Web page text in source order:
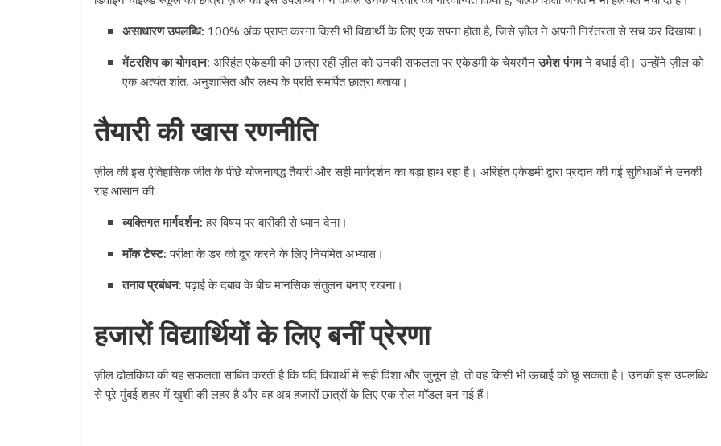
असाधारण उपलब्धि: 100% अंक प्राप्त करना किसी भी विद्यार्थी के लिए एक सपना होता है, जिसे ज़ील ने अपनी निरंतरता से सच कर दिखाया।
मेंटरशिप का योगदान: अरिहंत एकेडमी की छात्रा रहीं ज़ील को उनकी सफलता पर एकेडमी के चेयरमैनउमेश पंगमने बधाई दी। उन्होंने ज़ील को
एक अत्यंत शांत, अनुशासित और लक्ष्य के प्रति समर्पित छात्रा बताया।
तैयारी की खास रणनीति
ज़ील की इस ऐतिहासिक जीत के पीछे योजनाबद्ध तैयारी और सही मार्गदर्शन का बड़ा हाथ रहा है। अरिहंत एकेडमी द्वारा प्रदान की गई सुविधाओं ने उनकी
राह आसान की:
व्यक्तिगत मार्गदर्शन: हर विषय पर बारीकी से ध्यान देना।
मॉक टेस्ट: परीक्षा के डर को दूर करने के लिए नियमित अभ्यास।
तनाव प्रबंधन: पढ़ाई के दबाव के बीच मानसिक संतुलन बनाए रखना।
हजारों विद्यार्थियों के लिए बनीं प्रेरणा
ज़ील ढोलकिया की यह सफलता साबित करती है कि यदि विद्यार्थी में सही दिशा और जुनून हो, तो वह किसी भी ऊंचाई को छू सकता है। उनकी इस उपलब्धि
से पूरे मुंबई शहर में खुशी की लहर है और वह अब हजारों छात्रों के लिए एक रोल मॉडल बन गई हैं।